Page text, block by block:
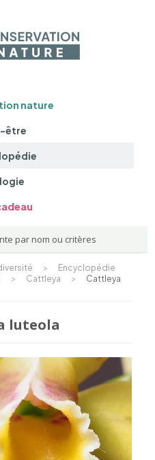
nature
être
par nom ou critères
>
Encyclopédie
> Cattleya >
Cattleya
luteola